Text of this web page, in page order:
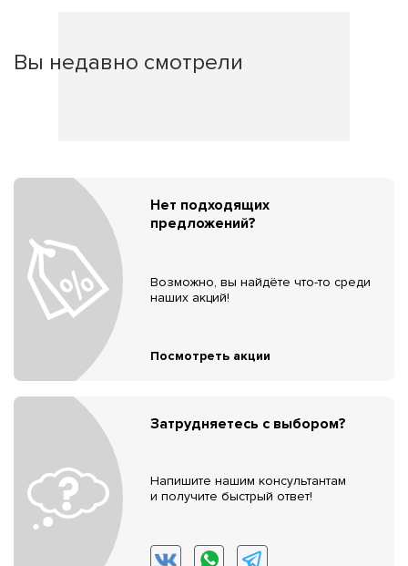
Вы недавно смотрели
Нет подходящих
предложений?
Возможно, вы найдёте что-то среди
наших акций!
Посмотреть акции
Затрудняетесь с выбором?
Напишите нашим консультантам
и получите быстрый ответ!